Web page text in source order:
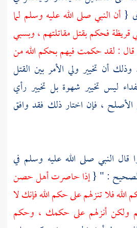
{ أن النبي صلى الله عليه وسلم لما
قريظةفحكم بقتل مقاتلتهم ، وبسبي
. قال : لقد حكمت فيهم بحكم الله من
أن تخيير ولي الأمر بين القتل
ليس تخيير شهوة بل تخيير رأي
الأصلح ، فإن اختار ذلك فقد وافق
قال النبي صلى الله عليه وسلم في
: " {إذا حاصرت أهل حصن
فلا تنزلهم على حكم الله فإنك لا
ولكن أنزلهم على حكمك ، وحكم